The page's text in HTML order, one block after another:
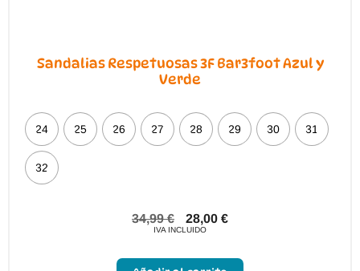
Sandalias Respetuosas 3F Bar3foot Azul y
Verde
24 25 26 27 28 29 30 31
32
34,99€ 28,00 €
IVA INCLUIDO